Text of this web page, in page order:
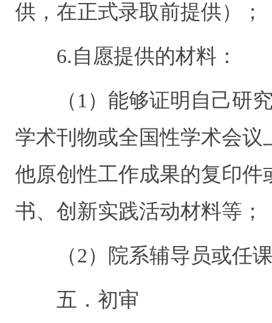
供，在正式录取前提供）；
6.自愿提供的材料：
（1）能够证明自己研究
学术刊物或全国性学术会
他原创性工作成果的复印
书、创新实践活动材料等；
（2）院系辅导员或任课
五．初审